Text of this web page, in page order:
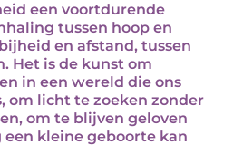
een voortdurende
tussen hoop en
en afstand, tussen
Het is de kunst om
in een wereld die ons
om licht te zoeken zonder
om te blijven geloven
kleine geboorte kan